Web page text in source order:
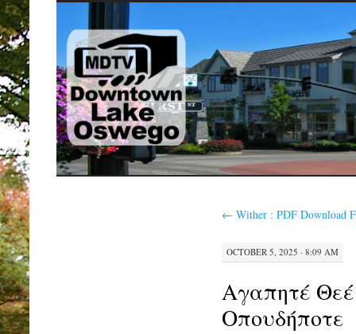
SKIP
TO
CONTENT
← Wither : PDF Download
OCTOBER 5, 2025 · 8:09 AM
Αγαπητέ
Οπουδήποτε